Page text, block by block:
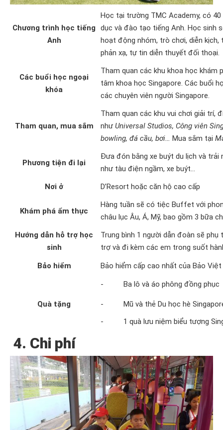
Chương trình học tiếng
Anh
Học tại trường TMC Academy, có
dục và đào tạo tiếng Anh. Học sinh
hoạt động nhóm, trò chơi, diễn kịch,
phản xạ, tự tin diễn thuyết đối thoại.
Các buổi học ngoại
khóa
Tham quan các khu khoa học
tâm khoa học Singapore. Các buổi
các chuyên viên người Singapore.
Tham quan, mua sắm
Tham quan các khu vui chơi giải trí,
như Universal Studios, Công viên
bowling, đá cầu, bơi… Mua sắm tại
Phương tiện đi lại
Đưa đón bằng xe buýt du lịch và
như tàu điện ngầm, xe buýt…
Nơi ở
D’Resort hoặc căn hộ cao cấp
Khám phá ẩm thực
Hàng tuần sẽ có tiệc Buffet với
châu lục Âu, Á, Mỹ, bao gồm 3 bữa
Hướng dẫn hỗ trợ học
sinh
Trung bình 1 người dẫn đoàn sẽ
trợ và đi kèm các em trong suốt
Bảo hiểm Bảo hiểm cấp cao nhất của Bảo Việt
Quà tặng
- Ba lô và áo phông đồng phục
- Mũ và thẻ Du học hè
- 1 quà lưu niệm biểu tượng
4. Chi phí